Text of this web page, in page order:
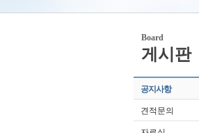
Board
게시판
공지사항
견적문의